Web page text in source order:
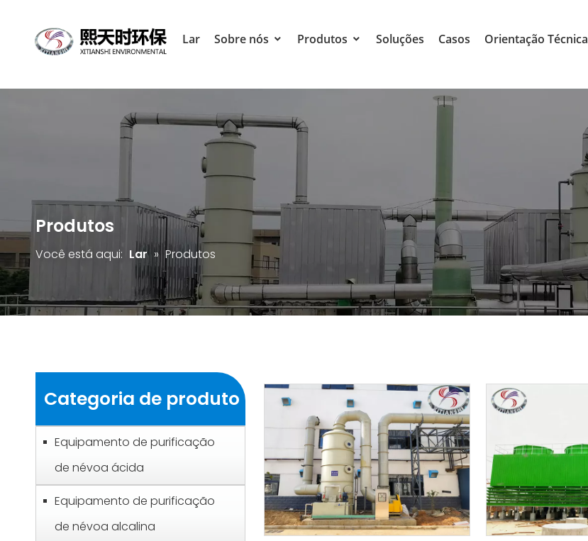
Lar Sobre nós Produtos Soluções Casos Orientação Técnica
Produtos
Você está aqui: Lar » Produtos
Categoria de produto
Equipamento de purificação
de névoa ácida
Equipamento de purificação
de névoa alcalina